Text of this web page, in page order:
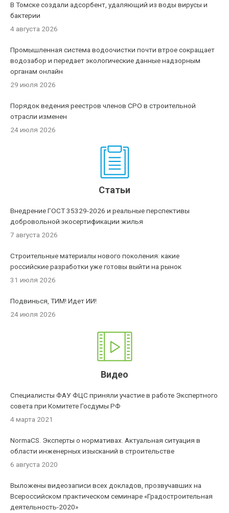
В Томске создали адсорбент, удаляющий из воды вирусы и
бактерии
4 августа 2026
Промышленная система водоочистки почти втрое сокращает
водозабор и передает экологические данные надзорным
органам онлайн
29 июля 2026
Порядок ведения реестров членов СРО в строительной
отрасли изменен
24 июля 2026
Статьи
Внедрение ГОСТ 35329-2026 и реальные перспективы
добровольной экосертификации жилья
7 августа 2026
Строительные материалы нового поколения: какие
российские разработки уже готовы выйти на рынок
31 июля 2026
Подвинься, ТИМ! Идет ИИ!
24 июля 2026
Видео
Специалисты ФАУ ФЦС приняли участие в работе Экспертного
совета при Комитете Госдумы РФ
4 марта 2021
NormaCS. Эксперты о нормативах. Актуальная ситуация в
области инженерных изысканий в строительстве
6 августа 2020
Выложены видеозаписи всех докладов, прозвучавших на
Всероссийском практическом семинаре «Градостроительная
деятельность-2020»